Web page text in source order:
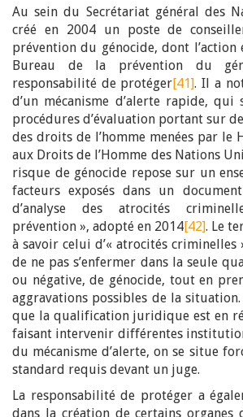
Au sein du Secrétariat général des
créé en 2004 un poste de
prévention du génocide, dont l’action
Bureau de la prévention du
responsabilité de protéger[41]. Il a
d’un mécanisme d’alerte rapide, qui
procédures d’évaluation portant sur
des droits de l’homme menées par le
aux Droits de l’Homme des Nations
risque de génocide repose sur un
facteurs exposés dans un
d’analyse des atrocités
prévention », adopté en 2014[42]. Le
à savoir celui d’« atrocités criminelles
de ne pas s’enfermer dans la seule
ou négative, de génocide, tout en
aggravations possibles de la
que la qualification juridique est en
faisant intervenir différentes
du mécanisme d’alerte, on se situe
standard requis devant un juge.
La responsabilité de protéger a
dans la création de certains organes